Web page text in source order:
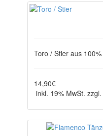
Toro / Stier aus
14,90€
inkl. 19% MwSt. zzgl.